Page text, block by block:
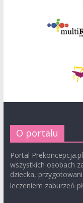
O portalu
Portal
wszystkich osobach
dziecka,
leczeniem zaburzeń